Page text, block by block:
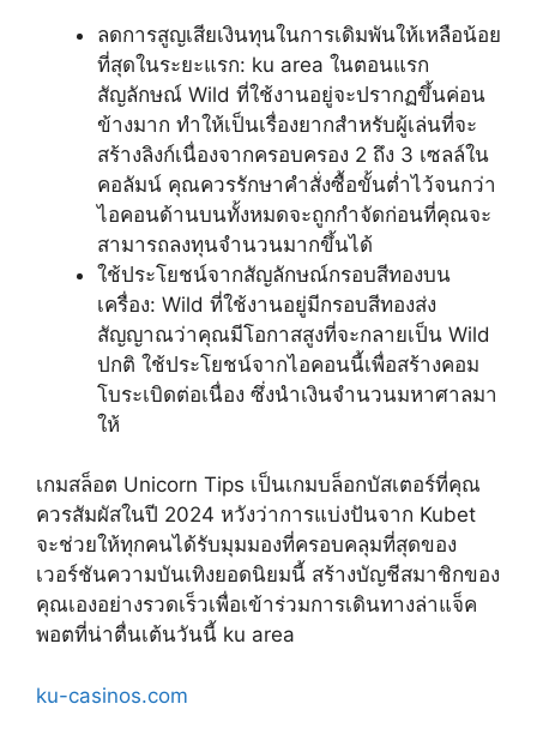
ลดการสูญเสียเงินทุนในการเดิมพันให้เหลือน้อย
ที่สุดในระยะแรก: ku area ในตอนแรก
สัญลักษณ์ Wild ที่ใช้งานอยู่จะปรากฏขึ้นค่อน
ข้างมาก ทำให้เป็นเรื่องยากสำหรับผู้เล่นที่จะ
สร้างลิงก์เนื่องจากครอบครอง 2 ถึง 3 เซลล์ใน
คอลัมน์ คุณควรรักษาคำสั่งซื้อขั้นต่ำไว้จนกว่า
ไอคอนด้านบนทั้งหมดจะถูกกำจัดก่อนที่คุณจะ
สามารถลงทุนจำนวนมากขึ้นได้
ใช้ประโยชน์จากสัญลักษณ์กรอบสีทองบน
เครื่อง: Wild ที่ใช้งานอยู่มีกรอบสีทองส่ง
สัญญาณว่าคุณมีโอกาสสูงที่จะกลายเป็น Wild
ปกติ ใช้ประโยชน์จากไอคอนนี้เพื่อสร้างคอม
โบระเบิดต่อเนื่อง ซึ่งนำเงินจำนวนมหาศาลมา
ให้
เกมสล็อต Unicorn Tips เป็นเกมบล็อกบัสเตอร์ที่คุณ
ควรสัมผัสในปี 2024 หวังว่าการแบ่งปันจาก Kubet
จะช่วยให้ทุกคนได้รับมุมมองที่ครอบคลุมที่สุดของ
เวอร์ชันความบันเทิงยอดนิยมนี้ สร้างบัญชีสมาชิกของ
คุณเองอย่างรวดเร็วเพื่อเข้าร่วมการเดินทางล่าแจ็ค
พอตที่น่าตื่นเต้นวันนี้ ku area
ku-casinos.com